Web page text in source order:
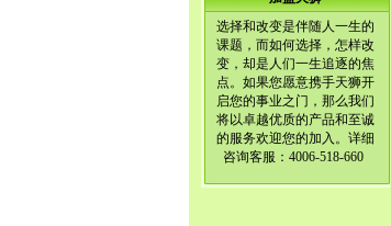
选择和改变是伴随人一生的
课题，而如何选择，怎样改
变，却是人们一生追逐的焦
点。如果您愿意携手天狮开
启您的事业之门，那么我们
将以卓越优质的产品和至诚
的服务欢迎您的加入。详细
咨询客服：4006-518-660